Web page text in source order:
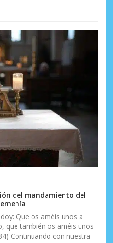
del mandamiento del
Que os améis unos a
que también os améis unos
Continuando con nuestra